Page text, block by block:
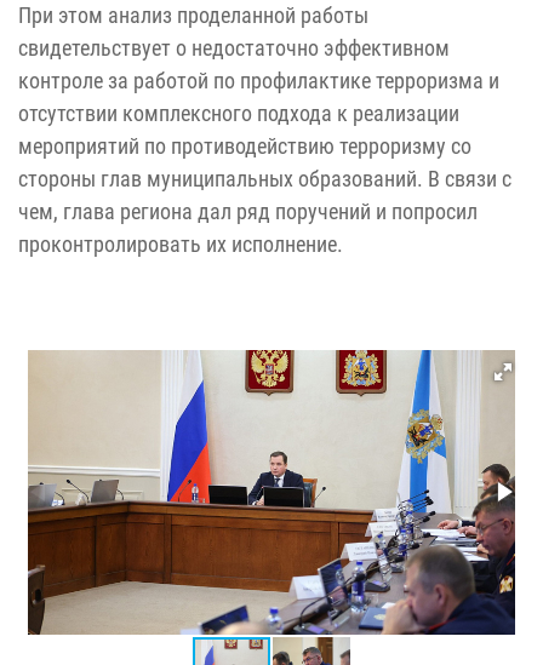
При этом анализ проделанной работы
свидетельствует о недостаточно эффективном
контроле за работой по профилактике терроризма и
отсутствии комплексного подхода к реализации
мероприятий по противодействию терроризму со
стороны глав муниципальных образований. В связи с
чем, глава региона дал ряд поручений и попросил
проконтролировать их исполнение.